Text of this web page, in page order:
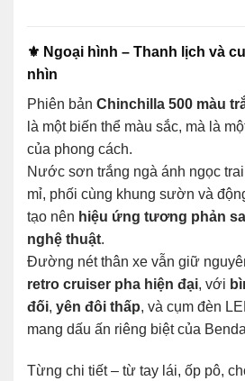
⚜️ Ngoại hình – Thanh lịch và
nhìn
Phiên bản Chinchilla 500 màu
là một biến thể màu sắc, mà là
của phong cách.
Nước sơn trắng ngà ánh ngọc
mỉ, phối cùng khung sườn và
tạo nên hiệu ứng tương phản
nghệ thuật.
Đường nét thân xe vẫn giữ
retro cruiser pha hiện đại, với
đối, yên đôi thấp, và cụm đèn
mang dấu ấn riêng biệt của
Từng chi tiết – từ tay lái, ốp pô,